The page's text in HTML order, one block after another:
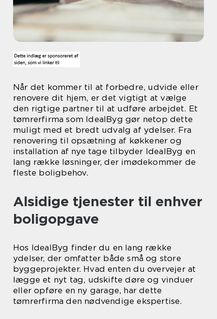
Når det kommer til at forbedre, udvide eller
renovere dit hjem, er det vigtigt at vælge
den rigtige partner til at udføre arbejdet. Et
tømrerfirma som IdealByg gør netop dette
muligt med et bredt udvalg af ydelser. Fra
renovering til opsætning af køkkener og
installation af nye tage tilbyder IdealByg en
lang række løsninger, der imødekommer de
fleste boligbehov.
Alsidige tjenester til enhver
boligopgave
Hos IdealByg finder du en lang række
ydelser, der omfatter både små og store
byggeprojekter. Hvad enten du overvejer at
lægge et nyt tag, udskifte døre og vinduer
eller opføre en ny garage, har dette
tømrerfirma den nødvendige ekspertise.